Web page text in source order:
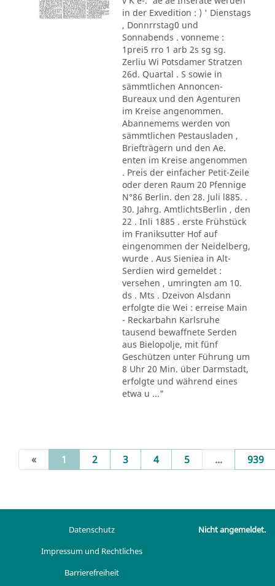
in der Exvedition : ) ' Dienstags
, Donnrrstag0 und
Sonnabends . vonneme :
1prei5 rro 1 arb 2s sg sg.
Zerliu Wi Potsdamer Stratzen
26d. Quartal . S sowie in
sämmtlichen Annoncen-
Bureaux und den Agenturen
im Kreise angenommen.
Abannemems werden von
sämmtlichen Pestausladen ,
Briefträgern und den Ae.
enten im Kreise angenommen
. Preis der einfacher Petit-Zeile
oder deren Raum 20 Pfennige
N°86 Berlin. den 28. Juli l885. .
30. Jahrg. AmtlichtsBerlin , den
22 . Inli 1885 . erste Frühstück
im Franiksutter Hof auf
eingenommen der Neidelberg,
wurde . Aus Sieniea in Alt-
Serdien wird gemeldet :
versehen , umringten am 10.
ds . Mts . Dzeivon Alsdann
erfolgte die Wei : erreise Main
- Reckarbahn Karlsruhe
tausend bewaffnete Serden
aus Bielopolje, mit fünf
Geschützen unter Führung um
8 Uhr 20 Min. über Darmstadt,
erfolgte und während eines
etwa u ..."
« 1 (current)
2 3 4 5 ... 939
Datenschutz
Impressum und Rechtliches
Barrierefreiheit
Nicht angemeldet.